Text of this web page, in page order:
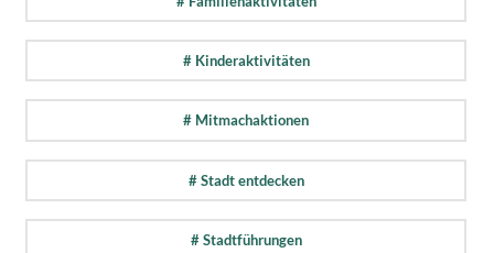
# Kinderaktivitäten
# Mitmachaktionen
# Stadt entdecken
# Stadtführungen